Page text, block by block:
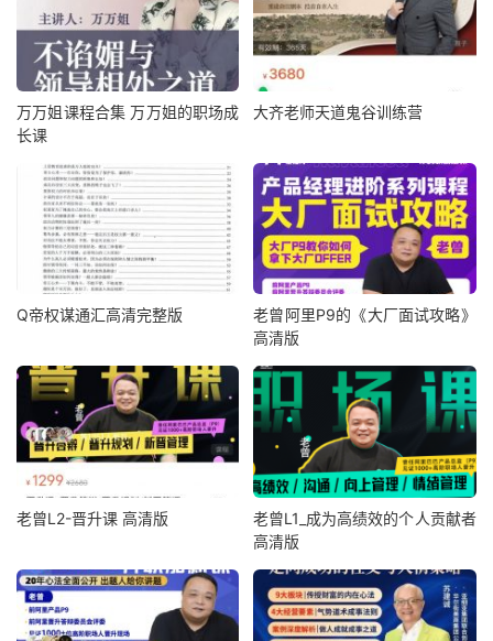
万万姐课程合集 万万姐的职场成
长课
大齐老师天道鬼谷训练营
Q帝权谋通汇高清完整版
老曾阿里P9的《大厂面试攻略》
高清版
老曾L2-晋升课 高清版
老曾L1_成为高绩效的个人贡献者
高清版